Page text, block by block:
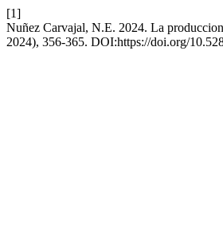
[1]
Nuñez Carvajal, N.E. 2024. La
2024), 356-365. DOI:https://doi.org/